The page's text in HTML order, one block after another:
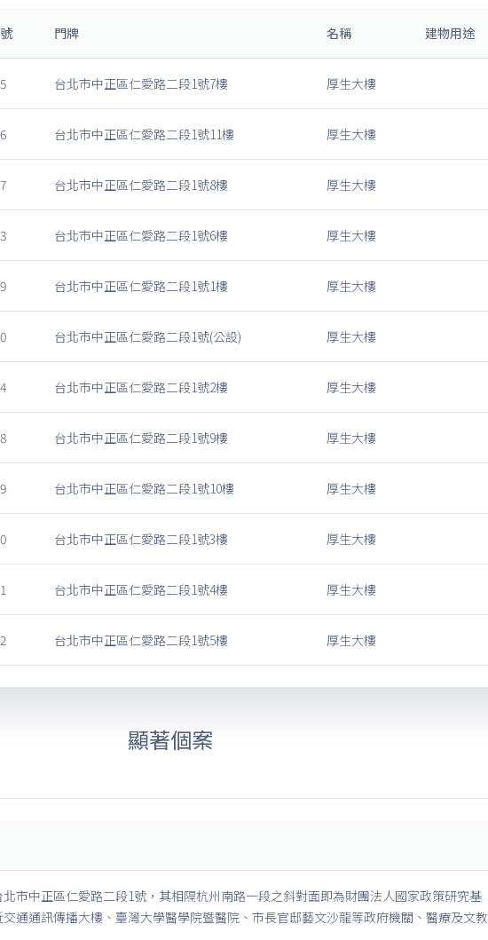
門牌 名稱 建物用途
台北市中正區仁愛路二段1號7樓 厚生大樓
台北市中正區仁愛路二段1號11樓 厚生大樓
台北市中正區仁愛路二段1號8樓 厚生大樓
台北市中正區仁愛路二段1號6樓 厚生大樓
台北市中正區仁愛路二段1號1樓 厚生大樓
台北市中正區仁愛路二段1號(公設) 厚生大樓
台北市中正區仁愛路二段1號2樓 厚生大樓
台北市中正區仁愛路二段1號9樓 厚生大樓
台北市中正區仁愛路二段1號10樓 厚生大樓
台北市中正區仁愛路二段1號3樓 厚生大樓
台北市中正區仁愛路二段1號4樓 厚生大樓
台北市中正區仁愛路二段1號5樓 厚生大樓
顯著個案
市中正區仁愛路二段1號，其相隔杭州南路一段之斜對面即為財團法人國家政策研究基
通通訊傳播大樓、臺灣大學醫學院暨醫院、市長官邸藝文沙龍等政府機關、醫療及文教